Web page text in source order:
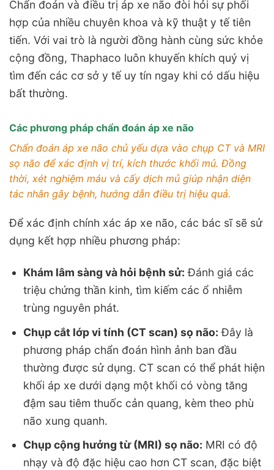
Chẩn đoán và điều trị áp xe não đòi hỏi sự phối
hợp của nhiều chuyên khoa và kỹ thuật y tế tiên
tiến. Với vai trò là người đồng hành cùng sức khỏe
cộng đồng, Thaphaco luôn khuyến khích quý vị
tìm đến các cơ sở y tế uy tín ngay khi có dấu hiệu
bất thường.
Các phương pháp chẩn đoán áp xe não
Chẩn đoán áp xe não chủ yếu dựa vào chụp CT và MRI
sọ não để xác định vị trí, kích thước khối mủ. Đồng
thời, xét nghiệm máu và cấy dịch mủ giúp nhận diện
tác nhân gây bệnh, hướng dẫn điều trị hiệu quả.
Để xác định chính xác áp xe não, các bác sĩ sẽ sử
dụng kết hợp nhiều phương pháp:
Khám lâm sàng và hỏi bệnh sử: Đánh giá các
triệu chứng thần kinh, tìm kiếm các ổ nhiễm
trùng nguyên phát.
Chụp cắt lớp vi tính (CT scan) sọ não: Đây là
phương pháp chẩn đoán hình ảnh ban đầu
thường được sử dụng. CT scan có thể phát hiện
khối áp xe dưới dạng một khối có vòng tăng
đậm sau tiêm thuốc cản quang, kèm theo phù
não xung quanh.
Chụp cộng hưởng từ (MRI) sọ não: MRI có độ
nhạy và độ đặc hiệu cao hơn CT scan, đặc biệt